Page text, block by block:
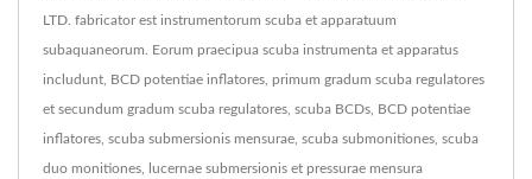
LTD. fabricator est instrumentorum scuba et apparatuum
subaquaneorum. Eorum praecipua scuba instrumenta et apparatus
includunt, BCD potentiae inflatores, primum gradum scuba regulatores
et secundum gradum scuba regulatores, scuba BCDs, BCD potentiae
inflatores, scuba submersionis mensurae, scuba submonitiones, scuba
duo monitiones, lucernae submersionis et pressurae mensura